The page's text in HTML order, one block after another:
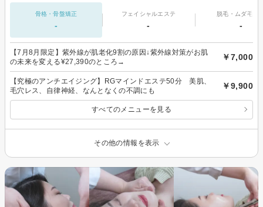
骨格・骨盤矯正
-
フェイシャルエステ
-
脱毛・ムダ毛処
-
【7月8月限定】紫外線が肌老化9割の原因↓紫外線対策がお肌
の未来を変える¥27,390のところ→
￥7,000
【究極のアンチエイジング】RGマインドエステ50分 美肌、
毛穴レス、自律神経、なんとなくの不調にも
￥9,900
すべてのメニューを見る
その他の情報を表示